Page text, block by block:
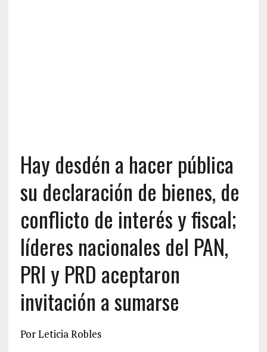
Hay desdén a hacer pública
su declaración de bienes, de
conflicto de interés y fiscal;
líderes nacionales del PAN,
PRI y PRD aceptaron
invitación a sumarse
Por Leticia Robles